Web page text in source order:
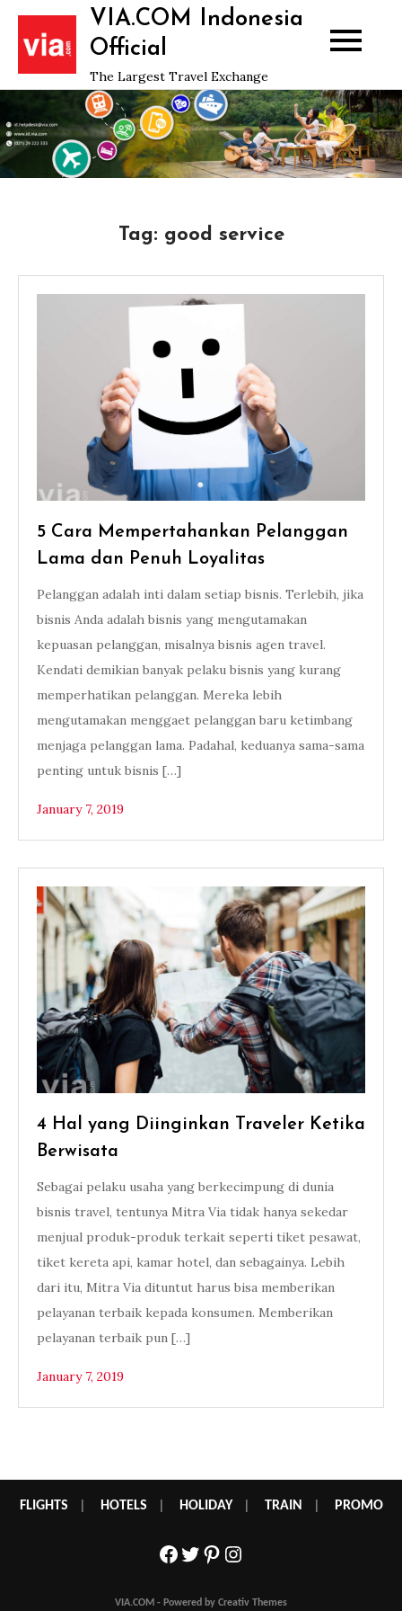
Skip
content
VIA.COM Indonesia
Official
The Largest Travel Exchange
Tag: good service
5 Cara Mempertahankan Pelanggan
Lama dan Penuh Loyalitas
Pelanggan adalah inti dalam setiap bisnis. Terlebih, jika
bisnis Anda adalah bisnis yang mengutamakan
kepuasan pelanggan, misalnya bisnis agen travel.
Kendati demikian banyak pelaku bisnis yang kurang
memperhatikan pelanggan. Mereka lebih
mengutamakan menggaet pelanggan baru ketimbang
menjaga pelanggan lama. Padahal, keduanya sama-sama
penting untuk bisnis […]
January 7, 2019
4 Hal yang Diinginkan Traveler Ketika
Berwisata
Sebagai pelaku usaha yang berkecimpung di dunia
bisnis travel, tentunya Mitra Via tidak hanya sekedar
menjual produk-produk terkait seperti tiket pesawat,
tiket kereta api, kamar hotel, dan sebagainya. Lebih
dari itu, Mitra Via dituntut harus bisa memberikan
pelayanan terbaik kepada konsumen. Memberikan
pelayanan terbaik pun […]
January 7, 2019
FLIGHTS HOTELS HOLIDAY| TRAIN PROMO
Facebook
Twitter
Pinterest
Instagram
VIA.COM - Powered by Creativ Themes